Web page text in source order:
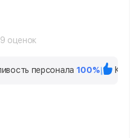
оценок
персонала 100%